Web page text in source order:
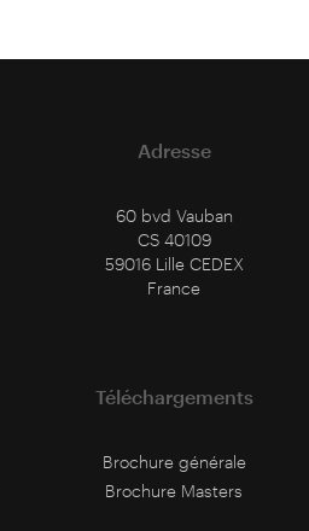
Adresse
60 bvd Vauban
CS 40109
59016 Lille CEDEX
France
Téléchargements
Brochure générale
Brochure Masters